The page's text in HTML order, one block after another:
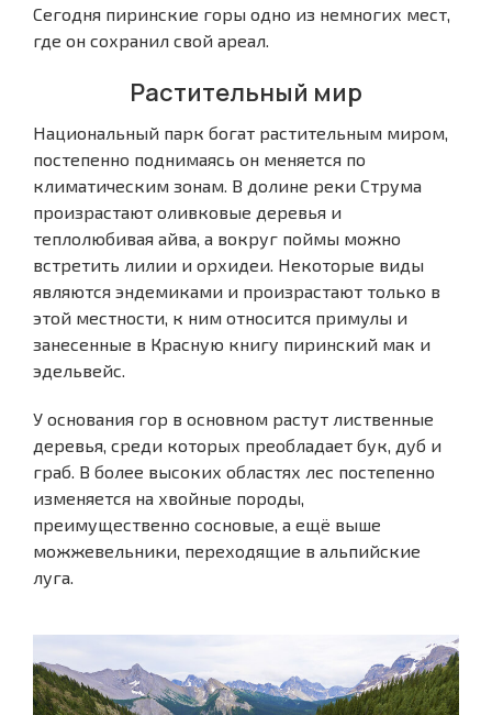
Сегодня пиринские горы одно из немногих мест,
где он сохранил свой ареал.
Растительный мир
Национальный парк богат растительным миром,
постепенно поднимаясь он меняется по
климатическим зонам. В долине реки Струма
произрастают оливковые деревья и
теплолюбивая айва, а вокруг поймы можно
встретить лилии и орхидеи. Некоторые виды
являются эндемиками и произрастают только в
этой местности, к ним относится примулы и
занесенные в Красную книгу пиринский мак и
эдельвейс.
У основания гор в основном растут лиственные
деревья, среди которых преобладает бук, дуб и
граб. В более высоких областях лес постепенно
изменяется на хвойные породы,
преимущественно сосновые, а ещё выше
можжевельники, переходящие в альпийские
луга.